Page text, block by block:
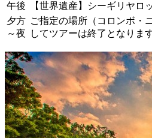
午後
【世界遺産】シーギリヤロ
夕方
～夜
ご指定の場所（コロンボ・
してツアーは終了となります